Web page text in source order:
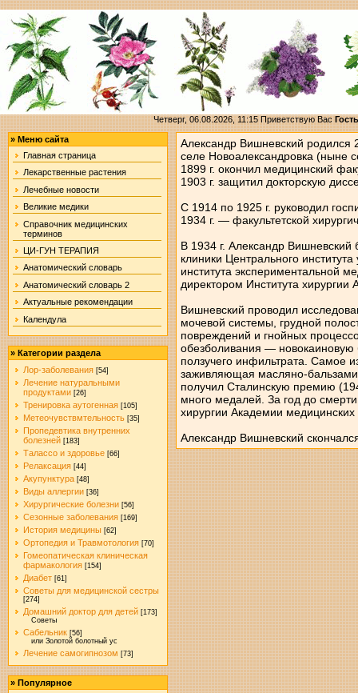
Четверг, 06.08.2026, 11:15Приветствую Вас Гость
» Меню сайта
Главная страница
Лекарственные растения
Лечебные новости
Великие медики
Справочник медицинских
терминов
ЦИ-ГУН ТЕРАПИЯ
Анатомический словарь
Анатомический словарь 2
Актуальные рекомендации
Календула
» Категории раздела
Лор-заболевания [54]
Лечение натуральными
продуктами [26]
Тренировка аутогенная [105]
Метеочувствмтельность [35]
Пропедевтика внутренних
болезней [183]
Талассо и здоровье [66]
Релаксация [44]
Акупунктура [48]
Виды аллергии [36]
Хирургические болезни [56]
Сезонные заболевания [169]
История медицины [62]
Ортопедия и Травмотология [70]
Гомеопатическая клиническая
фармакология [154]
Диабет [61]
Советы для медицинской сестры
[274]
Домашний доктор для детей [173]
Советы
Сабельник [56]
или Золотой болотный ус
Лечение самогипнозом [73]
» Популярное
Александр Вишневский родился
селе Новоалександровка (ныне
1899 г. окончил медицинский
1903 г. защитил докторскую
С 1914 по 1925 г. руководил
1934 г. — факультетской
В 1934 г. Александр Вишневский
клиники Центрального
института экспериментальной
директором Института
Вишневский проводил
мочевой системы, грудной
повреждений и гнойных
обезболивания — новокаиновую
ползучего инфильтрата. Самое
заживляющая масляно-
получил Сталинскую премию
много медалей. За год до
хирургии Академии медицинских
Александр Вишневский